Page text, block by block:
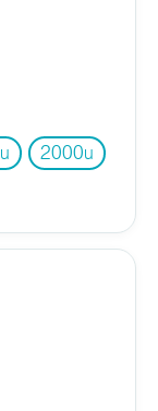
u 2000u